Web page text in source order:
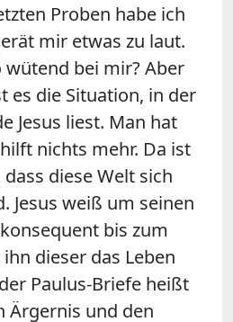
Proben habe ich
mir etwas zu laut.
bei mir? Aber
es die Situation, in der
Jesus liest. Man hat
nichts mehr. Da ist
diese Welt sich
Jesus weiß um seinen
bis zum
dieser das Leben
Paulus-Briefe heißt
Ärgernis und den